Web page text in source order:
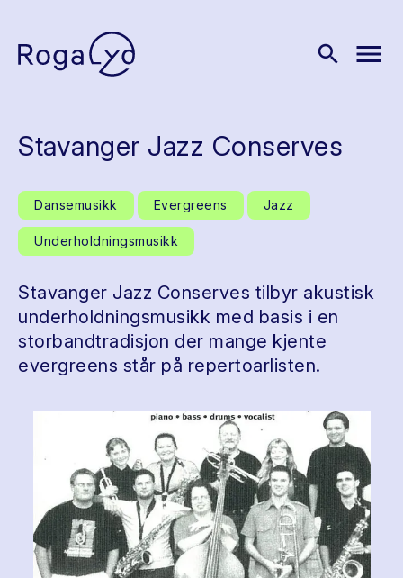
search menu
Stavanger Jazz Conserves
Dansemusikk Evergreens Jazz
Underholdningsmusikk
Stavanger Jazz Conserves tilbyr akustisk
underholdningsmusikk med basis i en
storbandtradisjon der mange kjente
evergreens står på repertoarlisten.